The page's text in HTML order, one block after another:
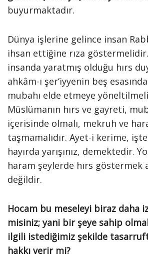
buyurmaktadır.
Dünya işlerine gelince insan
ihsan ettiğine rıza göstermelidir.
insanda yaratmış olduğu hırs
ahkâm-ı şer‘iyyenin beş
mubahı elde etmeye
Müslümanın hırs ve gayreti,
içerisinde olmalı, mekruh ve
taşmamalıdır. Ayet-i kerime,
hayırda yarışınız, demektedir.
haram şeylerde hırs göstermek
değildir.
Hocam bu meseleyi biraz daha
misiniz;yani bir şeye sahip
ilgili istediğimiz şekilde
hakkı verir mi?